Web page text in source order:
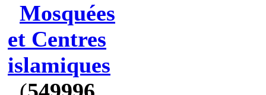
Mosquées
et Centres
islamiques